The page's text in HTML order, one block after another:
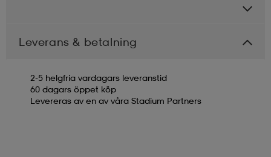
Leverans & betalning
2-5 helgfria vardagars leveranstid
60 dagars öppet köp
Levereras av en av våra Stadium Partners